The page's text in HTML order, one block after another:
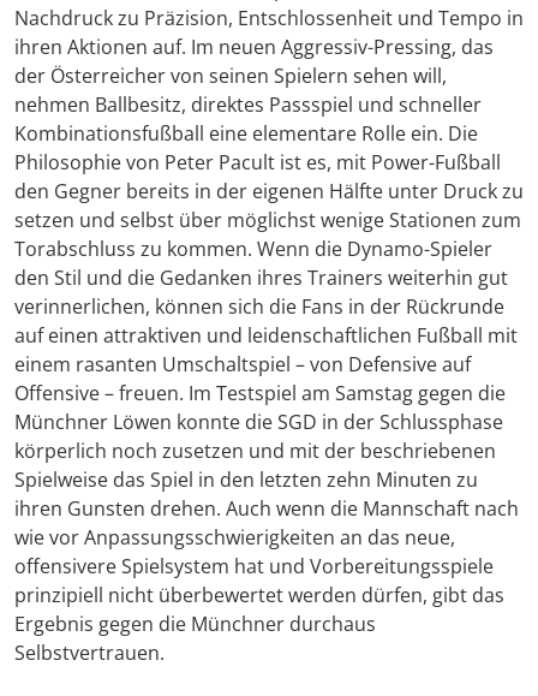
Nachdruck zu Präzision, Entschlossenheit und Tempo in
ihren Aktionen auf. Im neuen Aggressiv-Pressing, das
der Österreicher von seinen Spielern sehen will,
nehmen Ballbesitz, direktes Passspiel und schneller
Kombinationsfußball eine elementare Rolle ein. Die
Philosophie von Peter Pacult ist es, mit Power-Fußball
den Gegner bereits in der eigenen Hälfte unter Druck zu
setzen und selbst über möglichst wenige Stationen zum
Torabschluss zu kommen. Wenn die Dynamo-Spieler
den Stil und die Gedanken ihres Trainers weiterhin gut
verinnerlichen, können sich die Fans in der Rückrunde
auf einen attraktiven und leidenschaftlichen Fußball mit
einem rasanten Umschaltspiel – von Defensive auf
Offensive – freuen. Im Testspiel am Samstag gegen die
Münchner Löwen konnte die SGD in der Schlussphase
körperlich noch zusetzen und mit der beschriebenen
Spielweise das Spiel in den letzten zehn Minuten zu
ihren Gunsten drehen. Auch wenn die Mannschaft nach
wie vor Anpassungsschwierigkeiten an das neue,
offensivere Spielsystem hat und Vorbereitungsspiele
prinzipiell nicht überbewertet werden dürfen, gibt das
Ergebnis gegen die Münchner durchaus
Selbstvertrauen.